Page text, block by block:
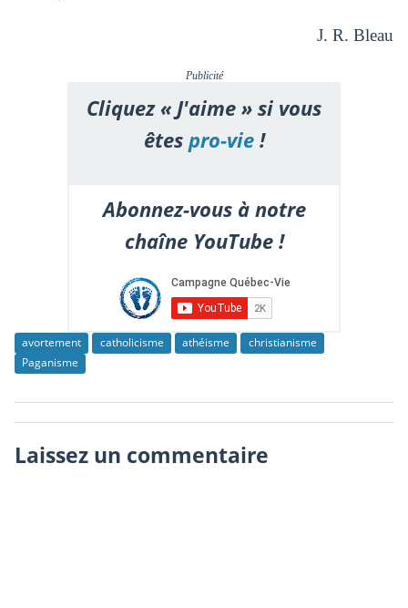
J. R. Bleau
Publicité
Cliquez « J'aime » si vous
êtespro-vie!
Abonnez-vous à notre
chaîne YouTube !
avortement catholicisme athéisme
christianisme
Paganisme
Laissez un commentaire